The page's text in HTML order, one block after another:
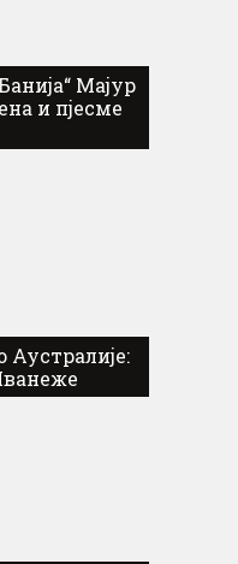
Мајур
и пјесме
Аустралије: